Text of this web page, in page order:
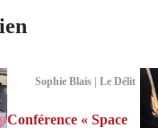
Sophie Blais | Le Délit
Conférence « Space